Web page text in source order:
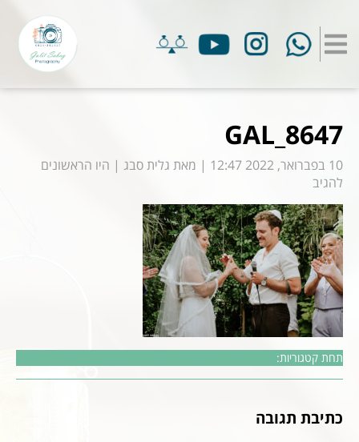
GAL_8647
10 בפברואר, 2022 12:47 | מאת גלית סבג | היו הראשונים
להגיב
תחת קטגוריות:
כתיבת תגובה